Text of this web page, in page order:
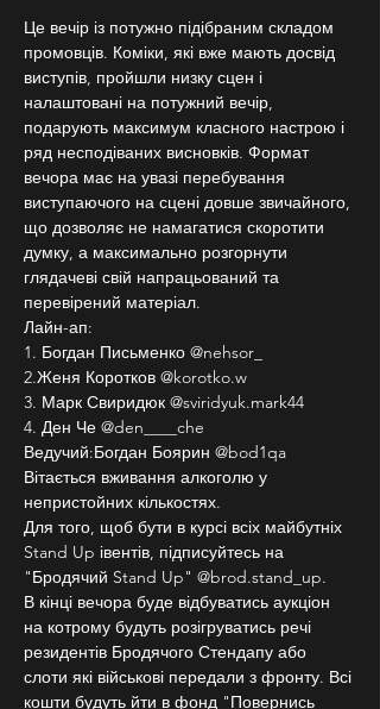
Це вечір із потужно підібраним складом
промовців. Коміки, які вже мають досвід
виступів, пройшли низку сцен і
налаштовані на потужний вечір,
подарують максимум класного настрою і
ряд несподіваних висновків. Формат
вечора має на увазі перебування
виступаючого на сцені довше звичайного,
що дозволяє не намагатися скоротити
думку, а максимально розгорнути
глядачеві свій напрацьований та
перевірений матеріал.
Лайн-ап:
1. Богдан Письменко @nehsor_
2.Женя Коротков @korotko.w
3. Марк Свиридюк @sviridyuk.mark44
4. Ден Че @den____che
Ведучий:Богдан Боярин @bod1qa
Вітається вживання алкоголю у
непристойних кількостях.
Для того, щоб бути в курсі всіх майбутніх
Stand Up івентів, підписуйтесь на
"Бродячий Stand Up" @brod.stand_up.
В кінці вечора буде відбуватись аукціон
на котрому будуть розігруватись речі
резидентів Бродячого Стендапу або
слоти які військові передали з фронту. Всі
кошти будуть йти в фонд "Повернись